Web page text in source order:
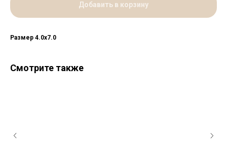
Добавить в корзину
Размер 4.0х7.0
Смотрите также